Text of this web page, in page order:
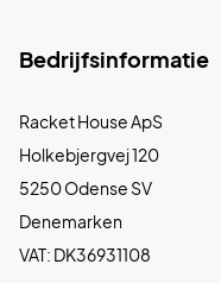
Bedrijfsinformatie
Racket House ApS
Holkebjergvej 120
5250 Odense SV
Denemarken
VAT: DK36931108